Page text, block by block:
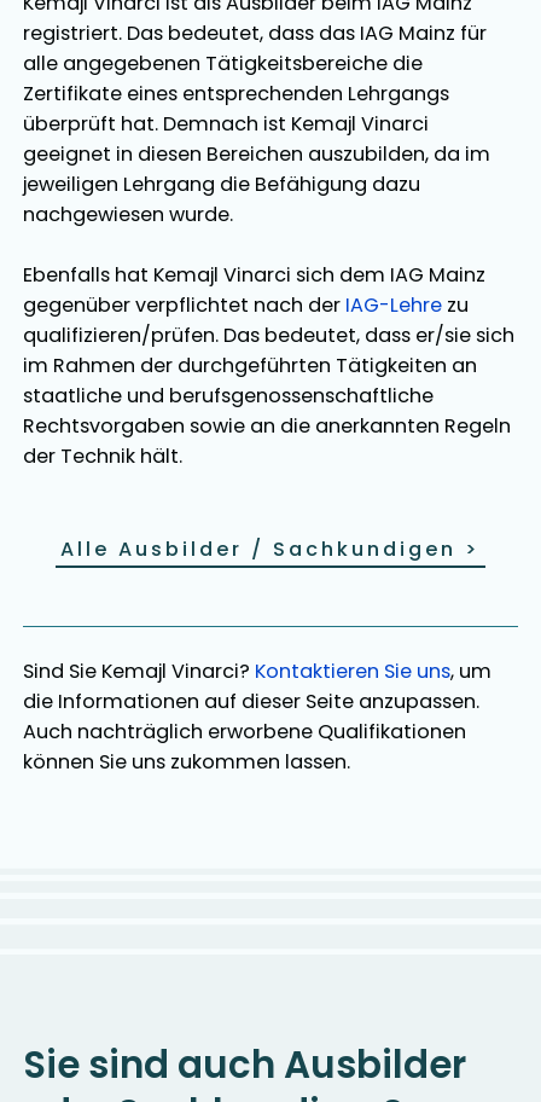
registriert. Das bedeutet, dass das IAG Mainz für
alle angegebenen Tätigkeitsbereiche die
Zertifikate eines entsprechenden Lehrgangs
überprüft hat. Demnach ist Kemajl Vinarci
geeignet in diesen Bereichen auszubilden, da im
jeweiligen Lehrgang die Befähigung dazu
nachgewiesen wurde.
Ebenfalls hat Kemajl Vinarci sich dem IAG Mainz
gegenüber verpflichtet nach der IAG-Lehre zu
qualifizieren/prüfen. Das bedeutet, dass er/sie sich
im Rahmen der durchgeführten Tätigkeiten an
staatliche und berufsgenossenschaftliche
Rechtsvorgaben sowie an die anerkannten Regeln
der Technik hält.
Alle Ausbilder / Sachkundigen >
Sind Sie Kemajl Vinarci? Kontaktieren Sie uns, um
die Informationen auf dieser Seite anzupassen.
Auch nachträglich erworbene Qualifikationen
können Sie uns zukommen lassen.
Sie sind auch Ausbilder